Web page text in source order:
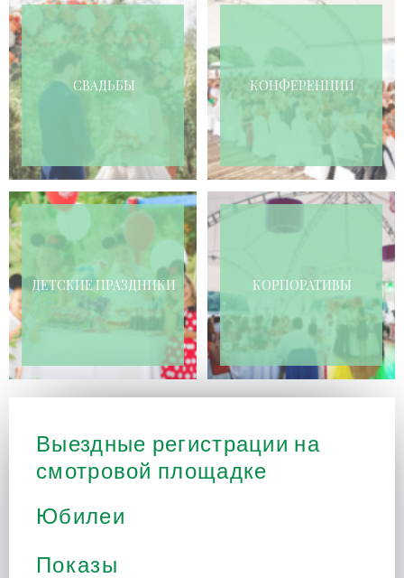
СВАДЬБЫ КОНФЕРЕНЦИИ
ДЕТСКИЕ ПРАЗДНИКИ КОРПОРАТИВЫ
Выездные регистрации на
смотровой площадке
Юбилеи
Показы